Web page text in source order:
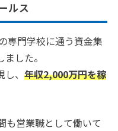
ルス
専門学校に通う資金集
した。
、 年収2,000万円を稼
も営業職として働いて